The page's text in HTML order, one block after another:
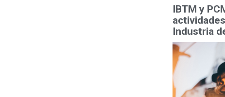
IBTM y
Industria